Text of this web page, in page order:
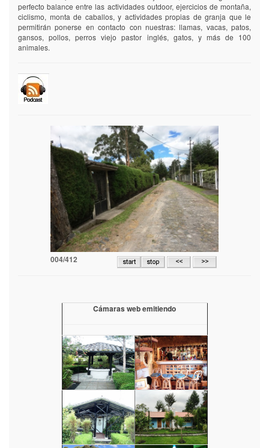
perfecto balance entre las actividades outdoor, ejercicios de montaña,
ciclismo, monta de caballos, y actividades propias de granja que le
permitirán ponerse en contacto con nuestras: llamas, vacas, patos,
gansos, pollos, perros viejo pastor inglés, gatos, y más de 100
animales.
004/412
Cámaras web emitiendo